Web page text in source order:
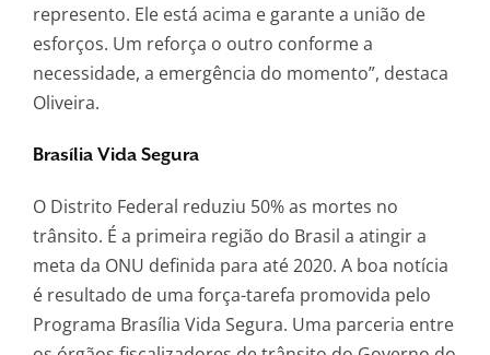
represento. Ele está acima e garante a união de
esforços. Um reforça o outro conforme a
necessidade, a emergência do momento”, destaca
Oliveira.
Brasília Vida Segura
O Distrito Federal reduziu 50% as mortes no
trânsito. É a primeira região do Brasil a atingir a
meta da ONU definida para até 2020. A boa notícia
é resultado de uma força-tarefa promovida pelo
Programa Brasília Vida Segura. Uma parceria entre